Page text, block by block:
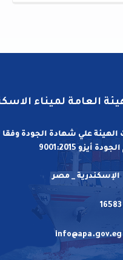
العامة لميناء
علي شهادة الجودة وفقا
أيزو 9001:2015
الإسكندرية _ مصر
16583
info@apa.gov.eg